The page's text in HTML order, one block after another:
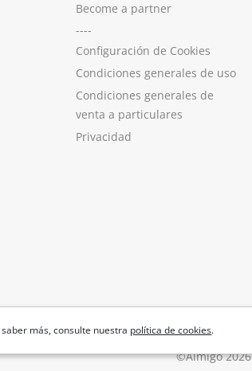
más, consulte nuestra política de cookies.
Become a partner
----
Configuración de Cookies
Condiciones generales de uso
Condiciones generales de
venta a particulares
Privacidad
©Aimigo 2026